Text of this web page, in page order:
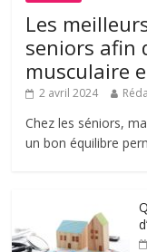
Les
seniors afin
musculaire
2 avril 2024
Chez les séniors,
un bon équilibre